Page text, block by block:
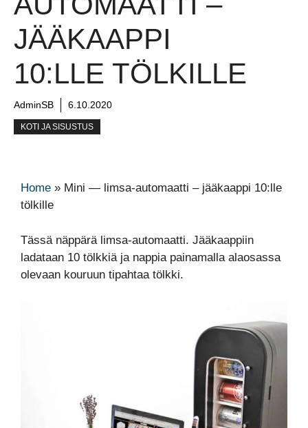
JÄÄKAAPPI
10:LLE TÖLKILLE
AdminSB 6.10.2020
KOTI JA SISUSTUS
Home » Mini — limsa-automaatti – jääkaappi 10:lle
tölkille
Tässä näppärä limsa-automaatti. Jääkaappiin
ladataan 10 tölkkiä ja nappia painamalla alaosassa
olevaan kouruun tipahtaa tölkki.